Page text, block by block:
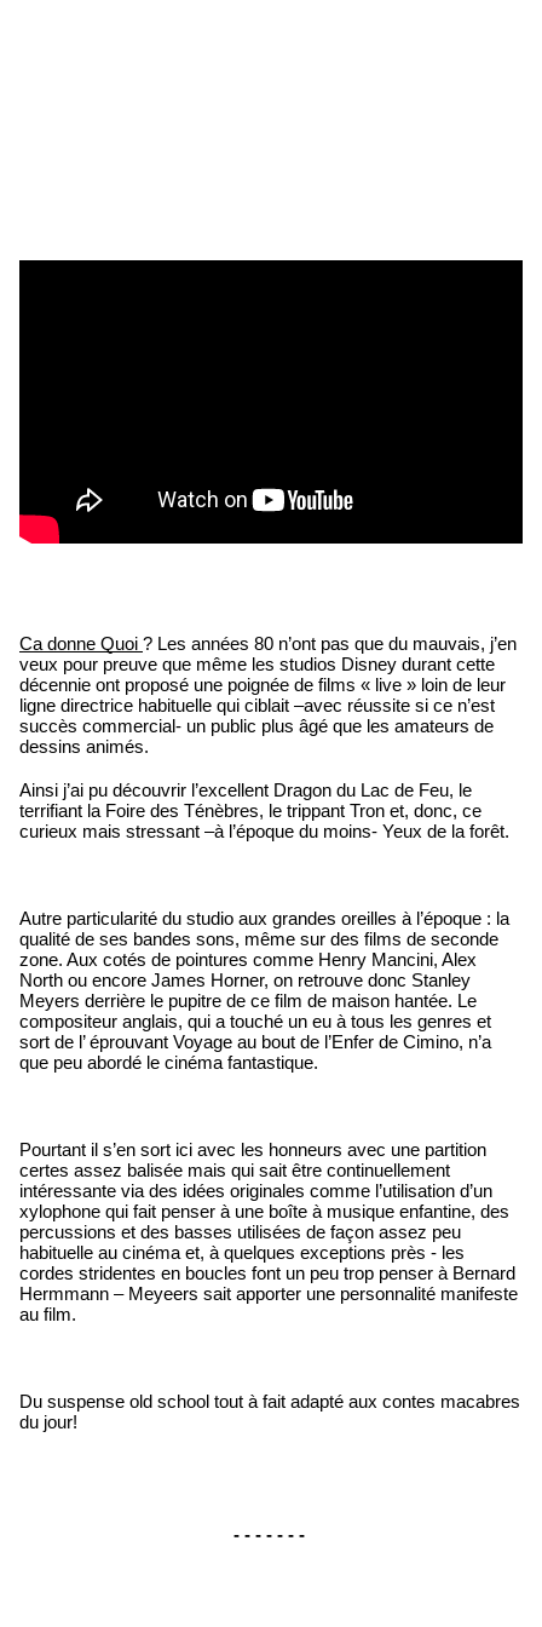
Ca donne Quoi ? Les années 80 n’ont pas que du mauvais, j’en
veux pour preuve que même les studios Disney durant cette
décennie ont proposé une poignée de films « live » loin de leur
ligne directrice habituelle qui ciblait –avec réussite si ce n’est
succès commercial- un public plus âgé que les amateurs de
dessins animés.
Ainsi j’ai pu découvrir l’excellent Dragon du Lac de Feu, le
terrifiant la Foire des Ténèbres, le trippant Tron et, donc, ce
curieux mais stressant –à l’époque du moins- Yeux de la forêt.
Autre particularité du studio aux grandes oreilles à l’époque : la
qualité de ses bandes sons, même sur des films de seconde
zone. Aux cotés de pointures comme Henry Mancini, Alex
North ou encore James Horner, on retrouve donc Stanley
Meyers derrière le pupitre de ce film de maison hantée. Le
compositeur anglais, qui a touché un eu à tous les genres et
sort de l’ éprouvant Voyage au bout de l’Enfer de Cimino, n’a
que peu abordé le cinéma fantastique.
Pourtant il s’en sort ici avec les honneurs avec une partition
certes assez balisée mais qui sait être continuellement
intéressante via des idées originales comme l’utilisation d’un
xylophone qui fait penser à une boîte à musique enfantine, des
percussions et des basses utilisées de façon assez peu
habituelle au cinéma et, à quelques exceptions près - les
cordes stridentes en boucles font un peu trop penser à Bernard
Hermmann – Meyeers sait apporter une personnalité manifeste
au film.
Du suspense old school tout à fait adapté aux contes macabres
du jour!
- - - - - - -